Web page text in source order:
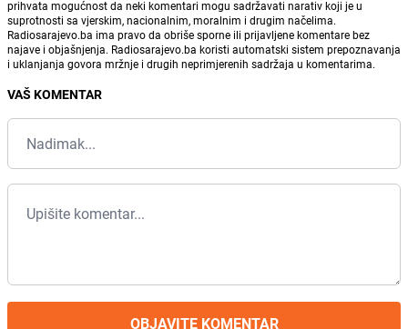
prihvata mogućnost da neki komentari mogu sadržavati narativ koji je u
suprotnosti sa vjerskim, nacionalnim, moralnim i drugim načelima.
Radiosarajevo.ba ima pravo da obriše sporne ili prijavljene komentare bez
najave i objašnjenja. Radiosarajevo.ba koristi automatski sistem prepoznavanja
i uklanjanja govora mržnje i drugih neprimjerenih sadržaja u komentarima.
VAŠ KOMENTAR
OBJAVITE KOMENTAR